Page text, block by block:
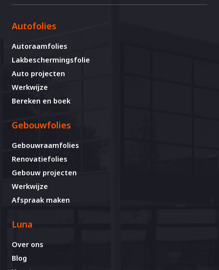
Autofolies
Autoraamfolies
Lakbeschermingsfolie
Auto projecten
Werkwijze
Bereken en boek
Gebouwfolies
Gebouwraamfolies
Renovatiefolies
Gebouw projecten
Werkwijze
Afspraak maken
Luna
Over ons
Blog